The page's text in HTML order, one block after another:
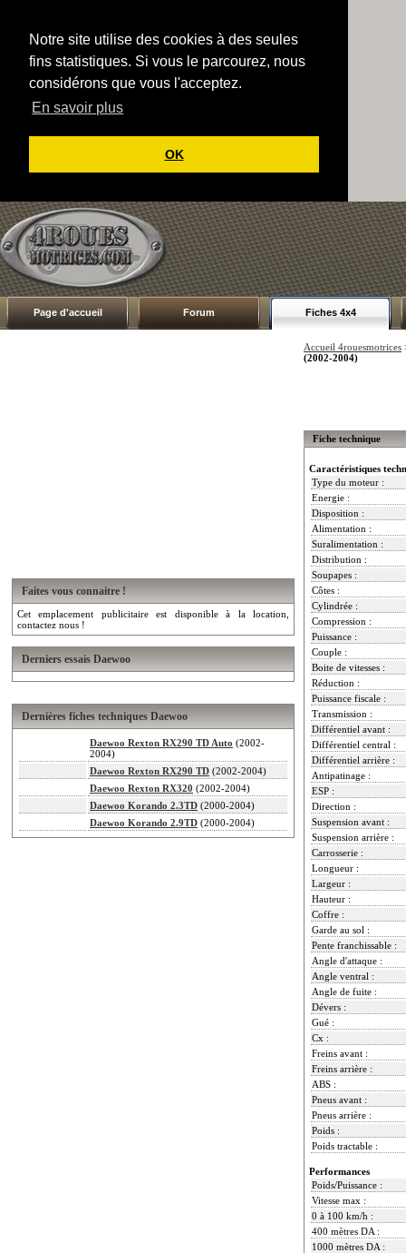
Notre site utilise des cookies à des seules
fins statistiques. Si vous le parcourez, nous
considérons que vous l'acceptez.
En savoir plus
OK
Page d'accueil Forum Fiches 4x4
Faites vous connaitre !
Cet emplacement publicitaire est disponible à la location,
contactez nous !
Derniers essais Daewoo
Dernières fiches techniques Daewoo
Daewoo Rexton RX290 TD Auto (2002-
2004)
Daewoo Rexton RX290 TD (2002-2004)
Daewoo Rexton RX320 (2002-2004)
Daewoo Korando 2.3TD (2000-2004)
Daewoo Korando 2.9TD (2000-2004)
Accueil 4rouesmotrices
(2002-2004)
Fiche technique
Caractéristiques
Type du moteur :
Energie :
Disposition :
Alimentation :
Suralimentation :
Distribution :
Soupapes :
Côtes :
Cylindrée :
Compression :
Puissance :
Couple :
Boite de vitesses :
Réduction :
Puissance fiscale :
Transmission :
Différentiel avant :
Différentiel central :
Différentiel arrière :
Antipatinage :
ESP :
Direction :
Suspension avant :
Suspension arrière :
Carrosserie :
Longueur :
Largeur :
Hauteur :
Coffre :
Garde au sol :
Pente franchissable :
Angle d'attaque :
Angle ventral :
Angle de fuite :
Dévers :
Gué :
Cx :
Freins avant :
Freins arrière :
ABS :
Pneus avant :
Pneus arrière :
Poids :
Poids tractable :
Performances
Poids/Puissance :
Vitesse max :
0 à 100 km/h :
400 mètres DA :
1000 mètres DA :